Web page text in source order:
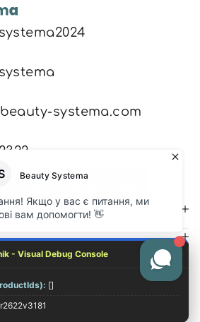
systema.com
права захищені
- Visual Debug Console
[]
r2622v3181